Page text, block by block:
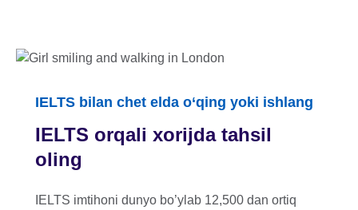
IELTS bilan chet elda o‘qing yoki ishlang
IELTS orqali xorijda tahsil
oling
IELTS imtihoni dunyo bo’ylab 12,500 dan ortiq